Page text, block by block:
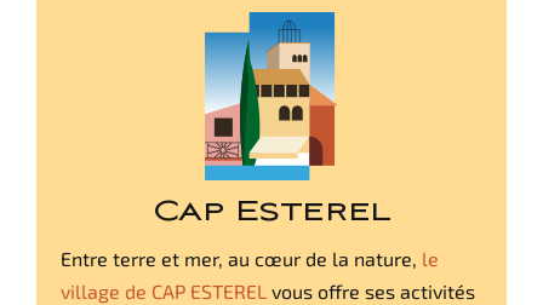
Cap Esterel
Entre terre et mer, au cœur de la nature, le
village de CAP ESTEREL vous offre ses activités